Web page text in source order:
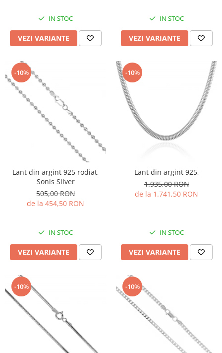
IN STOC
VEZI VARIANTE
IN STOC
VEZI VARIANTE
-10%
Lant din argint 925 rodiat,
Sonis Silver
505,00 RON
de la 454,50 RON
IN STOC
VEZI VARIANTE
-10%
Lant din argint 925,
1.935,00 RON
de la 1.741,50 RON
IN STOC
VEZI VARIANTE
-10% -10%